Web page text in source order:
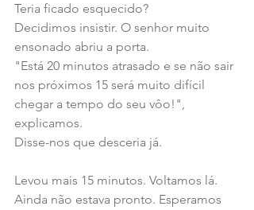
Teria ficado esquecido?
Decidimos insistir. O senhor muito
ensonado abriu a porta.
"Está 20 minutos atrasado e se não sair
nos próximos 15 será muito difícil
chegar a tempo do seu vôo!",
explicamos.
Disse-nos que desceria já.
Levou mais 15 minutos. Voltamos lá.
Ainda não estava pronto. Esperamos